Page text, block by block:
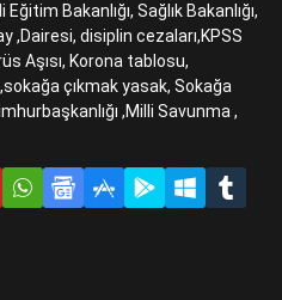
Bakanlığı, Sağlık Bakanlığı,
,Dairesi, disiplin cezaları,KPSS
Aşısı, Korona tablosu,
çıkmak yasak, Sokağa
,Milli Savunma ,